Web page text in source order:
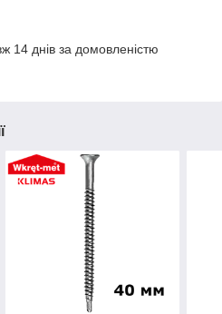
14 днів за домовленістю